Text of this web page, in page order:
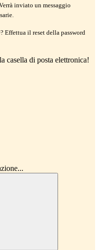
inviato un messaggio
Effettua il reset della password
casella di posta elettronica!